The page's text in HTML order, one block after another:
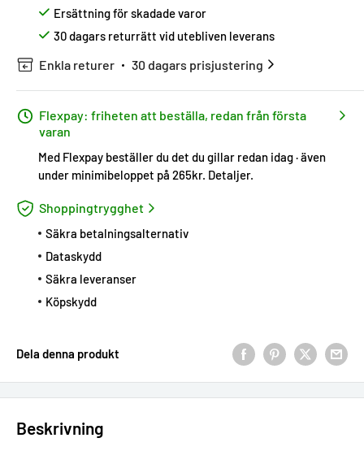
Ersättning för skadade varor
30 dagars returrätt vid utebliven leverans
Enkla returer 30 dagars prisjustering
Flexpay: friheten att beställa, redan från första
varan
Med Flexpay beställer du det du gillar redan idag · även
under minimibeloppet på 265kr. Detaljer.
Shoppingtrygghet
Säkra betalningsalternativ
Dataskydd
Säkra leveranser
Köpskydd
Dela denna produkt
Beskrivning